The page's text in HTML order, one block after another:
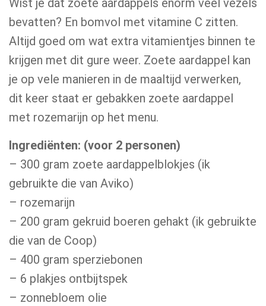
Wist je dat zoete aardappels enorm veel vezels
bevatten? En bomvol met vitamine C zitten.
Altijd goed om wat extra vitamientjes binnen te
krijgen met dit gure weer. Zoete aardappel kan
je op vele manieren in de maaltijd verwerken,
dit keer staat er gebakken zoete aardappel
met rozemarijn op het menu.
Ingrediënten: (voor 2 personen)
– 300 gram zoete aardappelblokjes (ik
gebruikte die van Aviko)
– rozemarijn
– 200 gram gekruid boeren gehakt (ik gebruikte
die van de Coop)
– 400 gram sperziebonen
– 6 plakjes ontbijtspek
– zonnebloem olie